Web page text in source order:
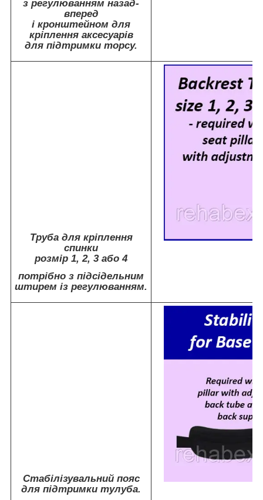
з регулюванням назад-
вперед
і кронштейном для
кріплення аксесуарів
для підтримки торсу.
Труба для кріплення
спинки
розмір 1, 2, 3 або 4
потрібно з підсідельним
штирем із регулюванням.
Стабілізувальний пояс
для підтримки тулуба.